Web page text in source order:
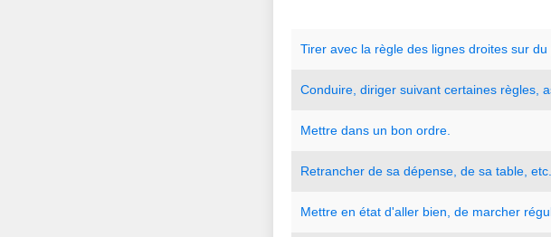
Tirer avec la règle des lignes droites sur du
Conduire diriger suivant certaines règles
Mettre dans un bon ordre.
Retrancher de sa dépense de sa table etc.
Mettre en état d'aller bien de marcher